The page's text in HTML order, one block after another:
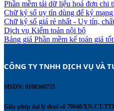
Phần mềm tải dữ liệu hoá đơn chi
Chữ ký số uy tín dùng để ký
Chữ ký số giá rẻ nhất - Uy tín,
Dịch vụ Kiểm toán nội bộ
Bảng giá Phần mềm kế toán giá
CÔNG TY TNHH DỊCH VỤ VÀ
MSDN: 0108369755
Giấy phép đại lý thuế số 79640/XN-CT-